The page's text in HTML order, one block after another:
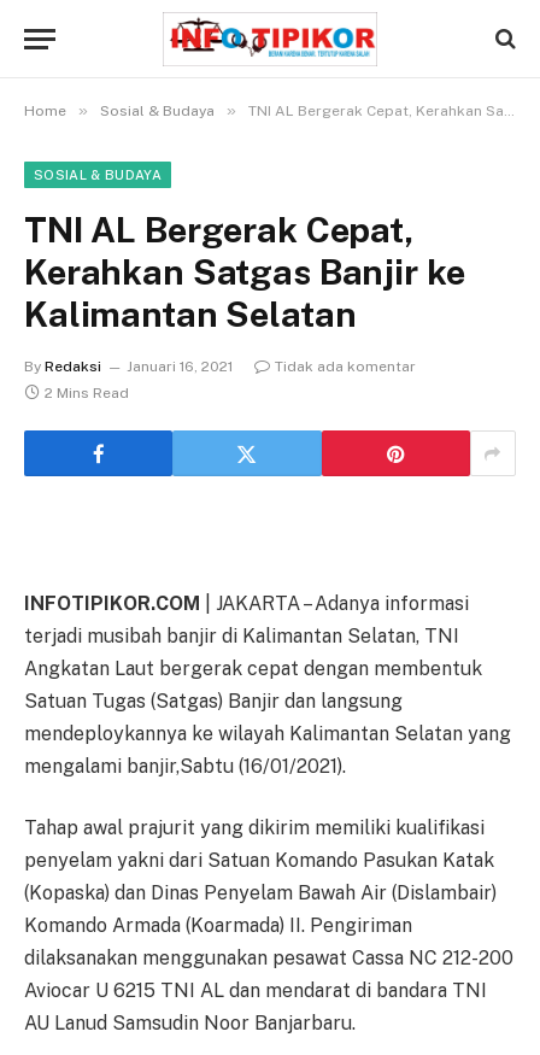
Home » Sosial & Budaya » TNI AL Bergerak Cepat, Kerahkan Satgas Banjir ke Kalimantan Selatan
SOSIAL & BUDAYA
TNI AL Bergerak Cepat,
Kerahkan Satgas Banjir ke
Kalimantan Selatan
By Redaksi Januari 16, 2021
Tidak ada komentar
2 Mins Read
INFOTIPIKOR.COM | JAKARTA – Adanya informasi
terjadi musibah banjir di Kalimantan Selatan, TNI
Angkatan Laut bergerak cepat dengan membentuk
Satuan Tugas (Satgas) Banjir dan langsung
mendeploykannya ke wilayah Kalimantan Selatan yang
mengalami banjir,Sabtu (16/01/2021).
Tahap awal prajurit yang dikirim memiliki kualifikasi
penyelam yakni dari Satuan Komando Pasukan Katak
(Kopaska) dan Dinas Penyelam Bawah Air (Dislambair)
Komando Armada (Koarmada) II. Pengiriman
dilaksanakan menggunakan pesawat Cassa NC 212-200
Aviocar U 6215 TNI AL dan mendarat di bandara TNI
AU Lanud Samsudin Noor Banjarbaru.